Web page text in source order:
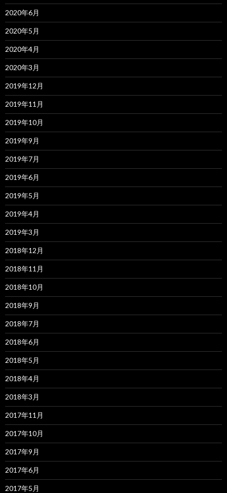
2020年6月
2020年5月
2020年4月
2020年3月
2019年12月
2019年11月
2019年10月
2019年9月
2019年7月
2019年6月
2019年5月
2019年4月
2019年3月
2018年12月
2018年11月
2018年10月
2018年9月
2018年7月
2018年6月
2018年5月
2018年4月
2018年3月
2017年11月
2017年10月
2017年9月
2017年6月
2017年5月